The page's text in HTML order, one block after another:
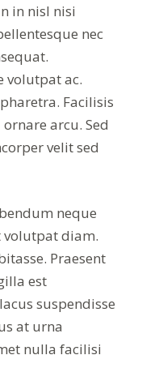
in nisl nisi
nec
volutpat ac.
Facilisis
arcu. Sed
velit sed
neque
volutpat diam.
Praesent
est
suspendisse
at urna
nulla facilisi